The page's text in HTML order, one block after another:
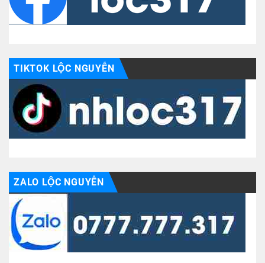
TIKTOK LỘC NGUYỄN
ZALO LỘC NGUYỄN